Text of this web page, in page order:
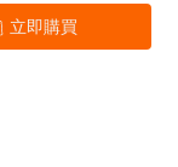
立即購買